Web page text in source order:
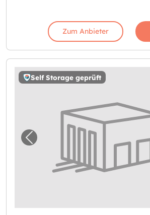
Zum Anbieter
Self Storage geprüft
Vorheriges Bild für